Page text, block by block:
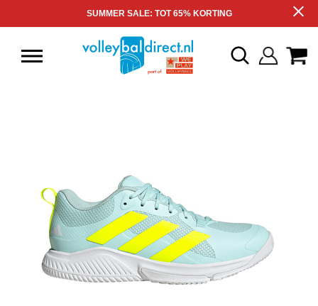
SUMMER SALE: TOT 65% KORTING